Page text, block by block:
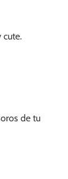
cute.
de tu